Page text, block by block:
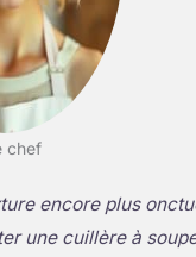
chef
encore plus
une cuillère à